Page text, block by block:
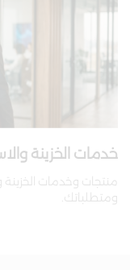
خدمات الخزينة
منتجات وخدمات الخزينة
ومتطلباتك.